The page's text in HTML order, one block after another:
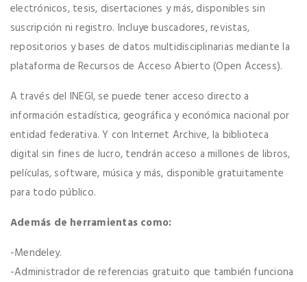
electrónicos, tesis, disertaciones y más, disponibles sin
suscripción ni registro. Incluye buscadores, revistas,
repositorios y bases de datos multidisciplinarias mediante la
plataforma de Recursos de Acceso Abierto (Open Access).
A través del INEGI, se puede tener acceso directo a
información estadística, geográfica y económica nacional por
entidad federativa. Y con Internet Archive, la biblioteca
digital sin fines de lucro, tendrán acceso a millones de libros,
películas, software, música y más, disponible gratuitamente
para todo público.
Además de herramientas como:
-Mendeley.
-Administrador de referencias gratuito que también funciona